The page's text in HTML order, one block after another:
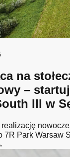
na
–
III w
7R Park Warsaw